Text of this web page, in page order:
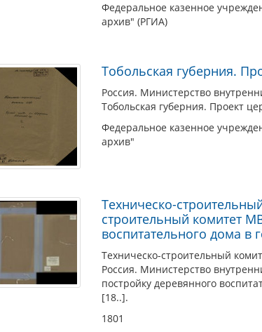
Федеральное казенное
архив" (РГИА)
Тобольская губерния.
Россия. Министерство
Тобольская губерния. Проект
Федеральное казенное
архив"
Техническо-
строительный комитет
воспитательного дома в
Техническо-строительный
Россия. Министерство
постройку деревянного
[18..].
1801